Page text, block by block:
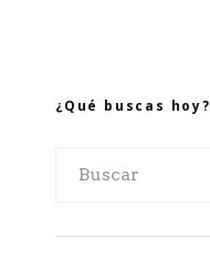
¿Qué buscas hoy?